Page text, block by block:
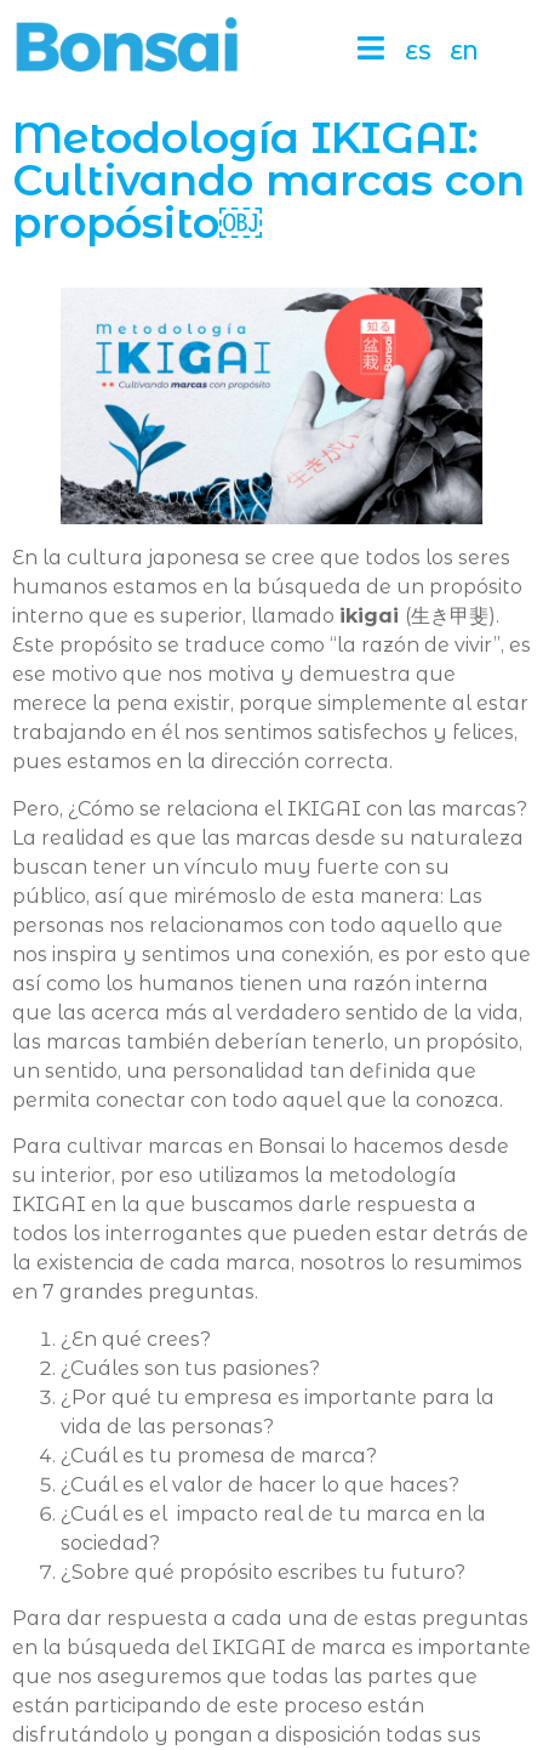
ES EN
Metodología IKIGAI:
Cultivando marcas con
propósito￼
En la cultura japonesa se cree que todos los seres
humanos estamos en la búsqueda de un propósito
interno que es superior, llamado ikigai (生き甲斐).
Este propósito se traduce como “la razón de vivir”, es
ese motivo que nos motiva y demuestra que
merece la pena existir, porque simplemente al estar
trabajando en él nos sentimos satisfechos y felices,
pues estamos en la dirección correcta.
Pero, ¿Cómo se relaciona el IKIGAI con las marcas?
La realidad es que las marcas desde su naturaleza
buscan tener un vínculo muy fuerte con su
público, así que mirémoslo de esta manera: Las
personas nos relacionamos con todo aquello que
nos inspira y sentimos una conexión, es por esto que
así como los humanos tienen una razón interna
que las acerca más al verdadero sentido de la vida,
las marcas también deberían tenerlo, un propósito,
un sentido, una personalidad tan definida que
permita conectar con todo aquel que la conozca.
Para cultivar marcas en Bonsai lo hacemos desde
su interior, por eso utilizamos la metodología
IKIGAI en la que buscamos darle respuesta a
todos los interrogantes que pueden estar detrás de
la existencia de cada marca, nosotros lo resumimos
en 7 grandes preguntas.
¿En qué crees?
¿Cuáles son tus pasiones?
¿Por qué tu empresa es importante para la
vida de las personas?
¿Cuál es tu promesa de marca?
¿Cuál es el valor de hacer lo que haces?
¿Cuál es el impacto real de tu marca en la
sociedad?
¿Sobre qué propósito escribes tu futuro?
Para dar respuesta a cada una de estas preguntas
en la búsqueda del IKIGAI de marca es importante
que nos aseguremos que todas las partes que
están participando de este proceso están
disfrutándolo y pongan a disposición todas sus